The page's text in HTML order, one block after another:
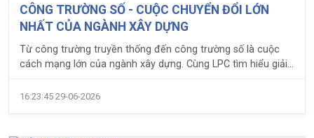
CÔNG TRƯỜNG SỐ - CUỘC CHUYỂN ĐỔI LỚN
NHẤT CỦA NGÀNH XÂY DỰNG
Từ công trường truyền thống đến công trường số là cuộc
cách mạng lớn của ngành xây dựng. Cùng LPC tìm hiểu giải
16:23:45 29-06-2026